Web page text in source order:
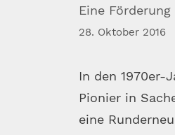
Eine Förderung
28. Oktober 2016
In den 1970er-
Pionier in
eine